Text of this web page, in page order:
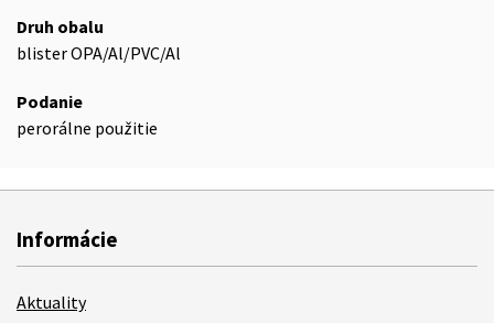
Druh obalu
blister OPA/Al/PVC/Al
Podanie
perorálne použitie
Informácie
Aktuality